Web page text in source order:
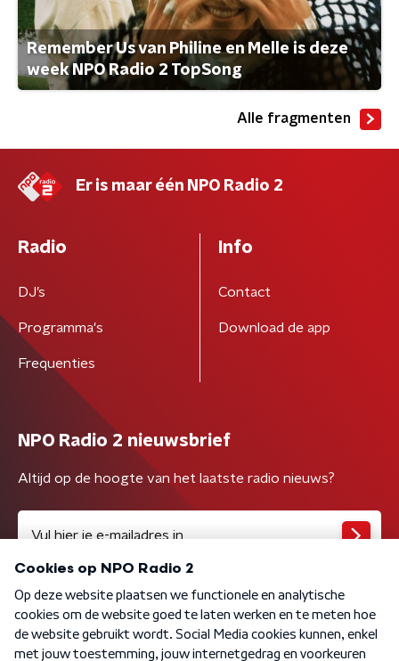
Remember Us van Philine en Melle is deze
week NPO Radio 2 TopSong
Alle fragmenten
Er is maar één NPO Radio 2
Radio
DJ’s
Programma's
Frequenties
Info
Contact
Download de app
NPO Radio 2 nieuwsbrief
Altijd op de hoogte van het laatste radio nieuws?
Algemene voorwaarden